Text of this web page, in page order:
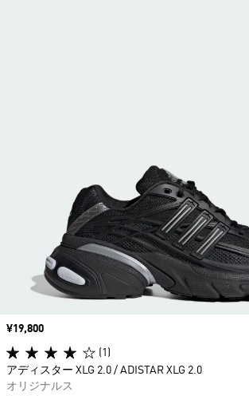
価格
¥19,800
(1)
アディスター XLG 2.0 / ADISTAR XLG 2.0
オリジナルス